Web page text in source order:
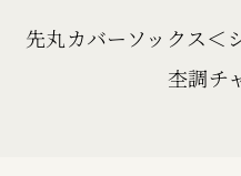
先丸カバーソックス＜
杢調チ